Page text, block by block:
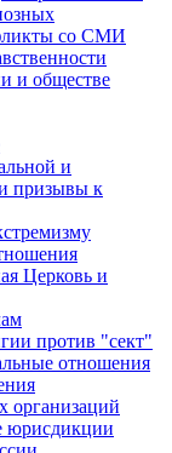
со СМИ
и обществе
и
призывы к
Церковь и
против "сект"
отношения
организаций
юрисдикции